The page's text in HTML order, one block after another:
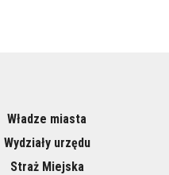
Władze miasta
Wydziały urzędu
Straż Miejska